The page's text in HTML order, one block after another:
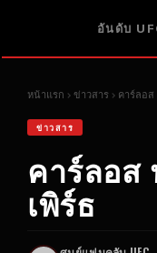
อันดับ
หน้าแรก ข่าวสาร คาร์ลอ
ข่าวสาร
คาร์ลอส
เพิร์ธ